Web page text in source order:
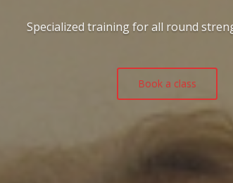
Specialized training for all round
Book a class